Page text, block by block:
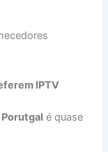
IPTV
Porutgal é quase